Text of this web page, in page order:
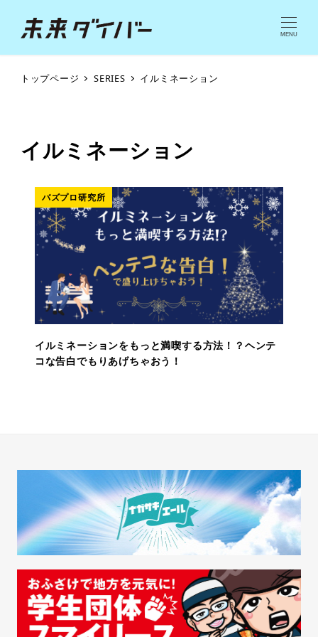
MENU
トップページ SERIES イルミネーション
イルミネーション
バズプロ研究所
イルミネーションをもっと満喫する方法！？ヘンテ
コな告白でもりあげちゃおう！